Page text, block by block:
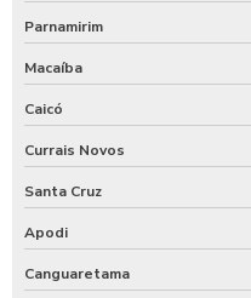
Parnamirim
Macaíba
Caicó
Currais Novos
Santa Cruz
Apodi
Canguaretama